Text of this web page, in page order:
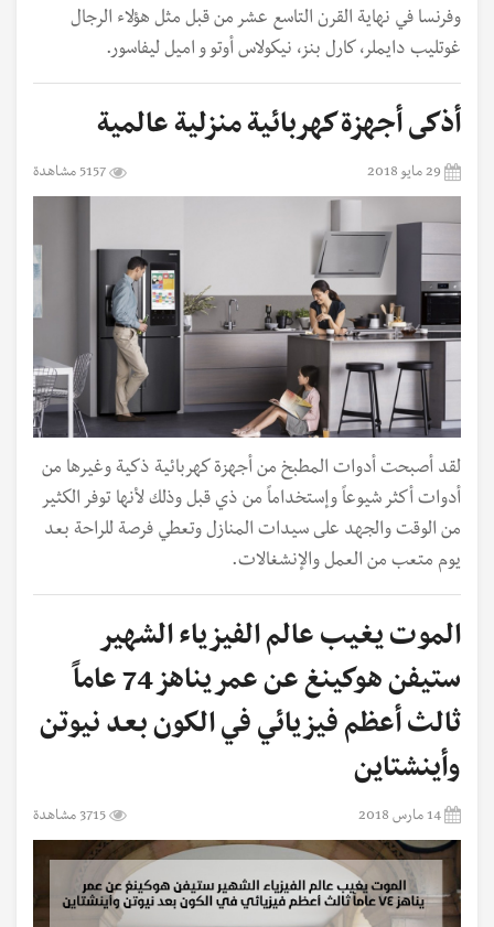
وفرنسا في نهاية القرن التاسع عشر من قبل مثل هؤلاء الرجال
غوتليب دايملر، كارل بنز، نيكولاس أوتو و اميل ليفاسور.
أذكى أجهزة كهربائية منزلية عالمية
29 مايو 2018 5157 مشاهدة
لقد أصبحت أدوات المطبخ من أجهزة كهربائية ذكية وغيرها من
أدوات أكثر شيوعاً وإستخداماً من ذي قبل وذلك لأنها توفر الكثير
من الوقت والجهد على سيدات المنازل وتعطي فرصة للراحة بعد
يوم متعب من العمل والإنشغالات.
الموت يغيب عالم الفيزياء الشهير
ستيفن هوكينغ عن عمر يناهز 74 عاماً
ثالث أعظم فيزيائي في الكون بعد نيوتن
وأينشتاين
14 مارس 2018 3715 مشاهدة